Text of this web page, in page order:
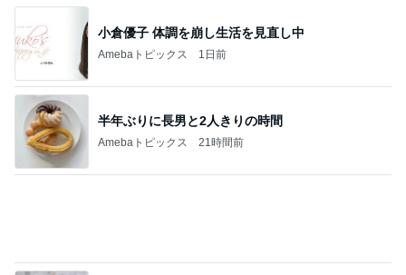
半年ぶりに長男と2人きりの時間
Amebaトピックス 21時間前